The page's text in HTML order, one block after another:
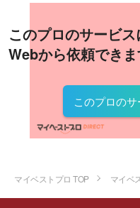
このプロのサービス
Webから依頼でき
このプロの
マイベストプロ TOP マイベ